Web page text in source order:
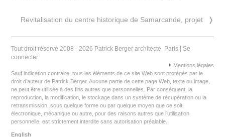
Revitalisation du centre historique de Samarcande, projet ❭
Tout droit réservé 2008 - 2026 Patrick Berger architecte, Paris | Se
connecter
Mentions légales
Sauf indication contraire, tous les éléments de ce site Web sont protégés par le
droit d’auteur de Patrick Berger. Aucune partie de cette page Web, texte ou image,
ne peut être utilisée à des fins autres que personnelles. Par conséquent, la
reproduction, la modification, le stockage dans un système de récupération ou la
retransmission, sous quelque forme ou par quelque moyen que ce soit,
électronique, mécanique ou autre, pour des raisons autres que l’utilisation
personnelle, est strictement interdite sans autorisation préalable.
English